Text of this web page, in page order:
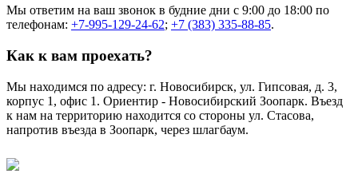
Мы ответим на ваш звонок в будние дни с 9:00 до 18:00 по
телефонам: +7-995-129-24-62; +7 (383) 335-88-85.
Как к вам проехать?
Мы находимся по адресу: г. Новосибирск, ул. Гипсовая, д. 3,
корпус 1, офис 1. Ориентир - Новосибирский Зоопарк. Въезд
к нам на территорию находится со стороны ул. Стасова,
напротив въезда в Зоопарк, через шлагбаум.